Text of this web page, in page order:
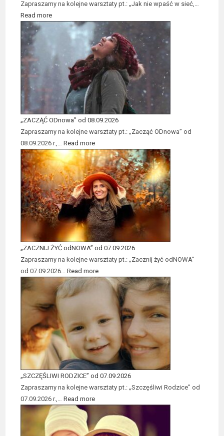
Zapraszamy na kolejne warsztaty pt.: „Jak nie wpaść w sieć,…
Read more
„ZACZĄĆ ODnowa” od 08.09.2026
Zapraszamy na kolejne warsztaty pt.: „Zacząć ODnowa” od
08.09.2026 r.,…Read more
„ZACZNIJ ŻYĆ odNOWA” od 07.09.2026
Zapraszamy na kolejne warsztaty pt.: „Zacznij żyć odNOWA”
od 07.09.2026…Read more
„SZCZĘŚLIWI RODZICE” od 07.09.2026
Zapraszamy na kolejne warsztaty pt.: „Szczęśliwi Rodzice” od
07.09.2026 r.,…Read more